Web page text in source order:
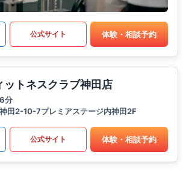
公式サイト 体験・相談予約
ットネスクラブ神田店
分
田2-10-7プレミアステージ内神田2F
公式サイト 体験・相談予約